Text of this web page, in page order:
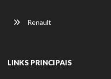
Renault
LINKS PRINCIPAIS